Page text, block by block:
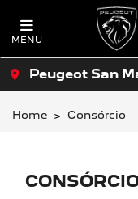
MENU
Peugeot San
Home Consórcio